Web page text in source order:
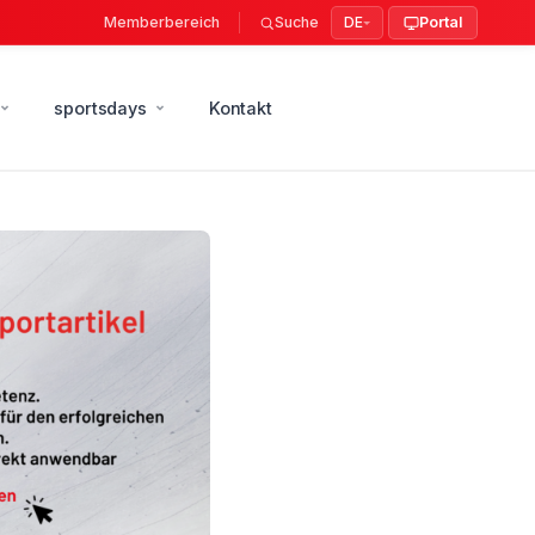
Memberbereich Suche DE Portal
sportsdays Kontakt